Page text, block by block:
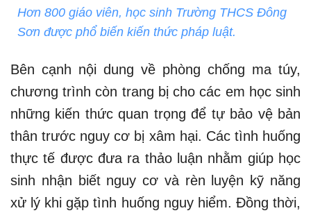
Hơn 800 giáo viên, học sinh Trường THCS Đông
Sơn được phổ biến kiến thức pháp luật.
Bên cạnh nội dung về phòng chống ma túy,
chương trình còn trang bị cho các em học sinh
những kiến thức quan trọng để tự bảo vệ bản
thân trước nguy cơ bị xâm hại. Các tình huống
thực tế được đưa ra thảo luận nhằm giúp học
sinh nhận biết nguy cơ và rèn luyện kỹ năng
xử lý khi gặp tình huống nguy hiểm. Đồng thời,